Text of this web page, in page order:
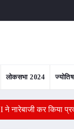
लोकसभा 2024 ज्योतिष
कर किया